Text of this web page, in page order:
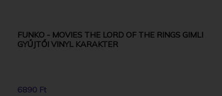
FUNKO - MOVIES THE LORD OF THE RINGS GIMLI
GYŰJTŐI VINYL KARAKTER
6890 Ft